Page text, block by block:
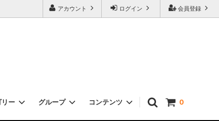
会員登録
ログイン
アカウント
0
リー グループ コンテンツ